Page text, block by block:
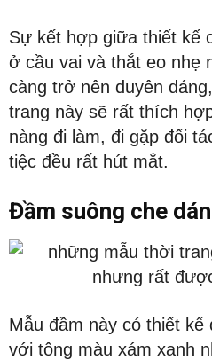
Sự kết hợp giữa thiết kế
ở cầu vai và thắt eo nhẹ
càng trở nên duyên
trang này sẽ rất thích
nàng đi làm, đi gặp đối
tiệc đều rất hút mắt.
Đầm suông che
Mẫu đầm này có thiết kế
với tông màu xám xanh